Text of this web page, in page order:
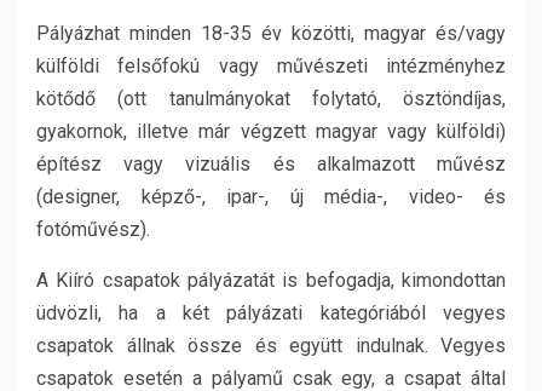
Pályázhat minden 18-35 év közötti, magyar és/vagy
külföldi felsőfokú vagy művészeti intézményhez
kötődő (ott tanulmányokat folytató, ösztöndíjas,
gyakornok, illetve már végzett magyar vagy külföldi)
építész vagy vizuális és alkalmazott művész
(designer, képző-, ipar-, új média-, video- és
fotóművész).
A Kiíró csapatok pályázatát is befogadja, kimondottan
üdvözli, ha a két pályázati kategóriából vegyes
csapatok állnak össze és együtt indulnak. Vegyes
csapatok esetén a pályamű csak egy, a csapat által